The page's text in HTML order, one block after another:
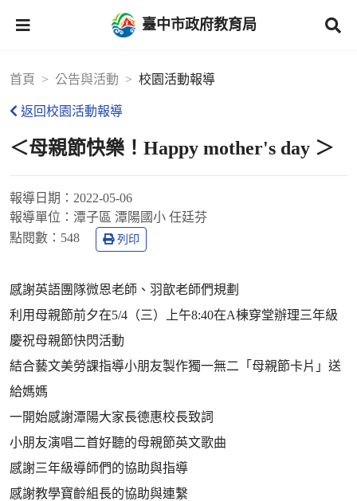
臺中市政府教育局
首頁 公告與活動 校園活動報導
返回校園活動報導
＜母親節快樂！Happy mother's day ＞
報導日期： 2022-05-06
報導單位： 潭子區 潭陽國小 任廷芬
點閱數： 548 列印
感謝英語團隊微恩老師、羽歆老師們規劃
利用母親節前夕在5/4（三）上午8:40在A棟穿堂辦理三年級
慶祝母親節快閃活動
結合藝文美勞課指導小朋友製作獨一無二「母親節卡片」送
給媽媽
一開始感謝潭陽大家長德惠校長致詞
小朋友演唱二首好聽的母親節英文歌曲
感謝三年級導師們的協助與指導
感謝教學寶齡組長的協助與連繫